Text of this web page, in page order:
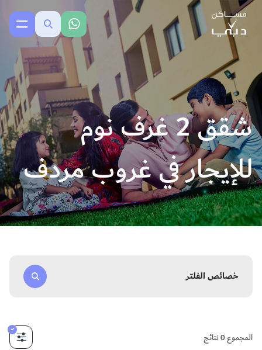
شقق 2 غرف نوم
للإيجار في غروب مردف
خصائص الفلتر
المجموع نتائج